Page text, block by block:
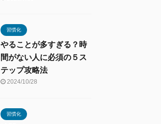
習慣化
やることが多すぎる？時
間がない人に必須の５ス
テップ攻略法
2024/10/28
習慣化